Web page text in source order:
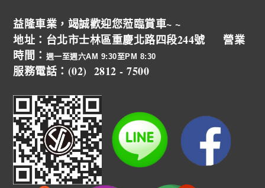
益隆車業，竭誠歡迎您蒞臨賞車~ ~
地址：台北市士林區重慶北路四段244號 營業
時間： 週一至週六AM 9:30至PM 8:30
服務電話：(02) 2812 - 7500